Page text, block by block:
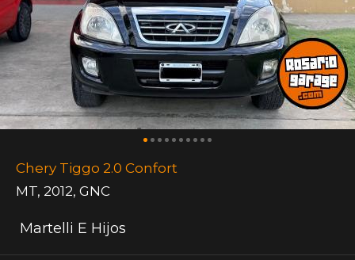
Chery Tiggo 2.0 Confort
MT, 2012, GNC
Martelli E Hijos